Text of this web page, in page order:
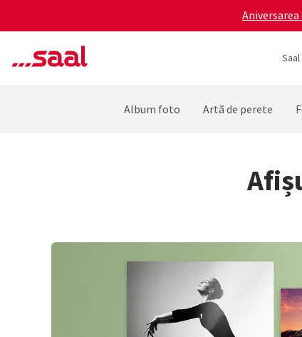
Album foto Artă de perete